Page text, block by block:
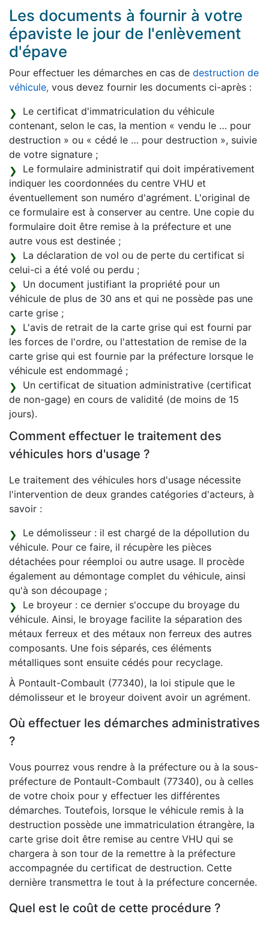
Les documents à fournir à votre
épaviste le jour de l'enlèvement
d'épave
Pour effectuer les démarches en cas de destruction de
véhicule, vous devez fournir les documents ci-après :
Le certificat d'immatriculation du véhicule
contenant, selon le cas, la mention « vendu le … pour
destruction » ou « cédé le … pour destruction », suivie
de votre signature ;
Le formulaire administratif qui doit impérativement
indiquer les coordonnées du centre VHU et
éventuellement son numéro d'agrément. L'original de
ce formulaire est à conserver au centre. Une copie du
formulaire doit être remise à la préfecture et une
autre vous est destinée ;
La déclaration de vol ou de perte du certificat si
celui-ci a été volé ou perdu ;
Un document justifiant la propriété pour un
véhicule de plus de 30 ans et qui ne possède pas une
carte grise ;
L'avis de retrait de la carte grise qui est fourni par
les forces de l'ordre, ou l'attestation de remise de la
carte grise qui est fournie par la préfecture lorsque le
véhicule est endommagé ;
Un certificat de situation administrative (certificat
de non-gage) en cours de validité (de moins de 15
jours).
Comment effectuer le traitement des
véhicules hors d'usage ?
Le traitement des véhicules hors d'usage nécessite
l'intervention de deux grandes catégories d'acteurs, à
savoir :
Le démolisseur : il est chargé de la dépollution du
véhicule. Pour ce faire, il récupère les pièces
détachées pour réemploi ou autre usage. Il procède
également au démontage complet du véhicule, ainsi
qu'à son découpage ;
Le broyeur : ce dernier s'occupe du broyage du
véhicule. Ainsi, le broyage facilite la séparation des
métaux ferreux et des métaux non ferreux des autres
composants. Une fois séparés, ces éléments
métalliques sont ensuite cédés pour recyclage.
À Pontault-Combault (77340), la loi stipule que le
démolisseur et le broyeur doivent avoir un agrément.
Où effectuer les démarches administratives
?
Vous pourrez vous rendre à la préfecture ou à la sous-
préfecture de Pontault-Combault (77340), ou à celles
de votre choix pour y effectuer les différentes
démarches. Toutefois, lorsque le véhicule remis à la
destruction possède une immatriculation étrangère, la
carte grise doit être remise au centre VHU qui se
chargera à son tour de la remettre à la préfecture
accompagnée du certificat de destruction. Cette
dernière transmettra le tout à la préfecture concernée.
Quel est le coût de cette procédure ?